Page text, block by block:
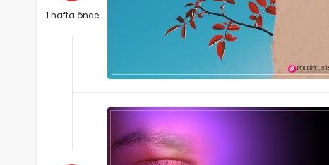
1 hafta önce